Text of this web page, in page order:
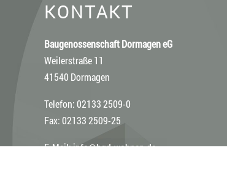
KONTAKT
Baugenossenschaft Dormagen eG
Weilerstraße 11
41540 Dormagen
Telefon: 02133 2509-0
Fax: 02133 2509-25
E-Mail:info@bgd-wohnen.de